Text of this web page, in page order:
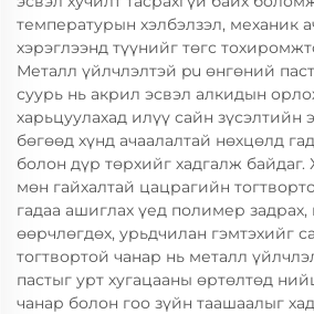
температурын хэлбэлзэл, механик
хэрэглээнд түүнийг төгс
Металл үйлчлэлтэй pu өнгөний
суурь нь акрил эсвэл алкидын
харьцуулахад илүү сайн зүсэлтийн
бөгөөд хүнд ачаалалтай нөхцөлд
болон дүр төрхийг хадгалж
мөн гайхалтай цацрагийн
гадаа ашиглах үед полимер задрах,
өөрчлөгдөх, урьдчилан гэмтэхийг
тогтвортой чанар нь металл
пастыг урт хугацааны өртөлтөд
чанар болон гоо зүйн таашаалыг